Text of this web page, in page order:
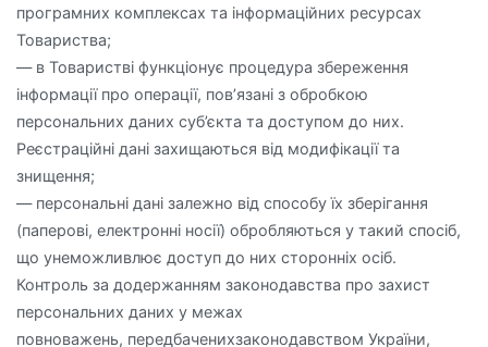
програмних комплексах та інформаційних ресурсах
Товариства;
— в Товаристві функціонує процедура збереження
інформації про операції, пов’язані з обробкою
персональних даних суб’єкта та доступом до них.
Реєстраційні дані захищаються від модифікації та
знищення;
— персональні дані залежно від способу їх зберігання
(паперові, електронні носії) обробляються у такий спосіб,
що унеможливлює доступ до них сторонніх осіб.
Контроль за додержанням законодавства про захист
персональних даних у межах
повноважень, передбаченихзаконодавством України,